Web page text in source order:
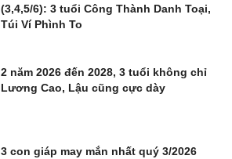
(3,4,5/6): 3 tuổi Công Thành Danh Toại,
Túi Ví Phình To
2 năm 2026 đến 2028, 3 tuổi không chỉ
Lương Cao, Lậu cũng cực dày
3 con giáp may mắn nhất quý 3/2026